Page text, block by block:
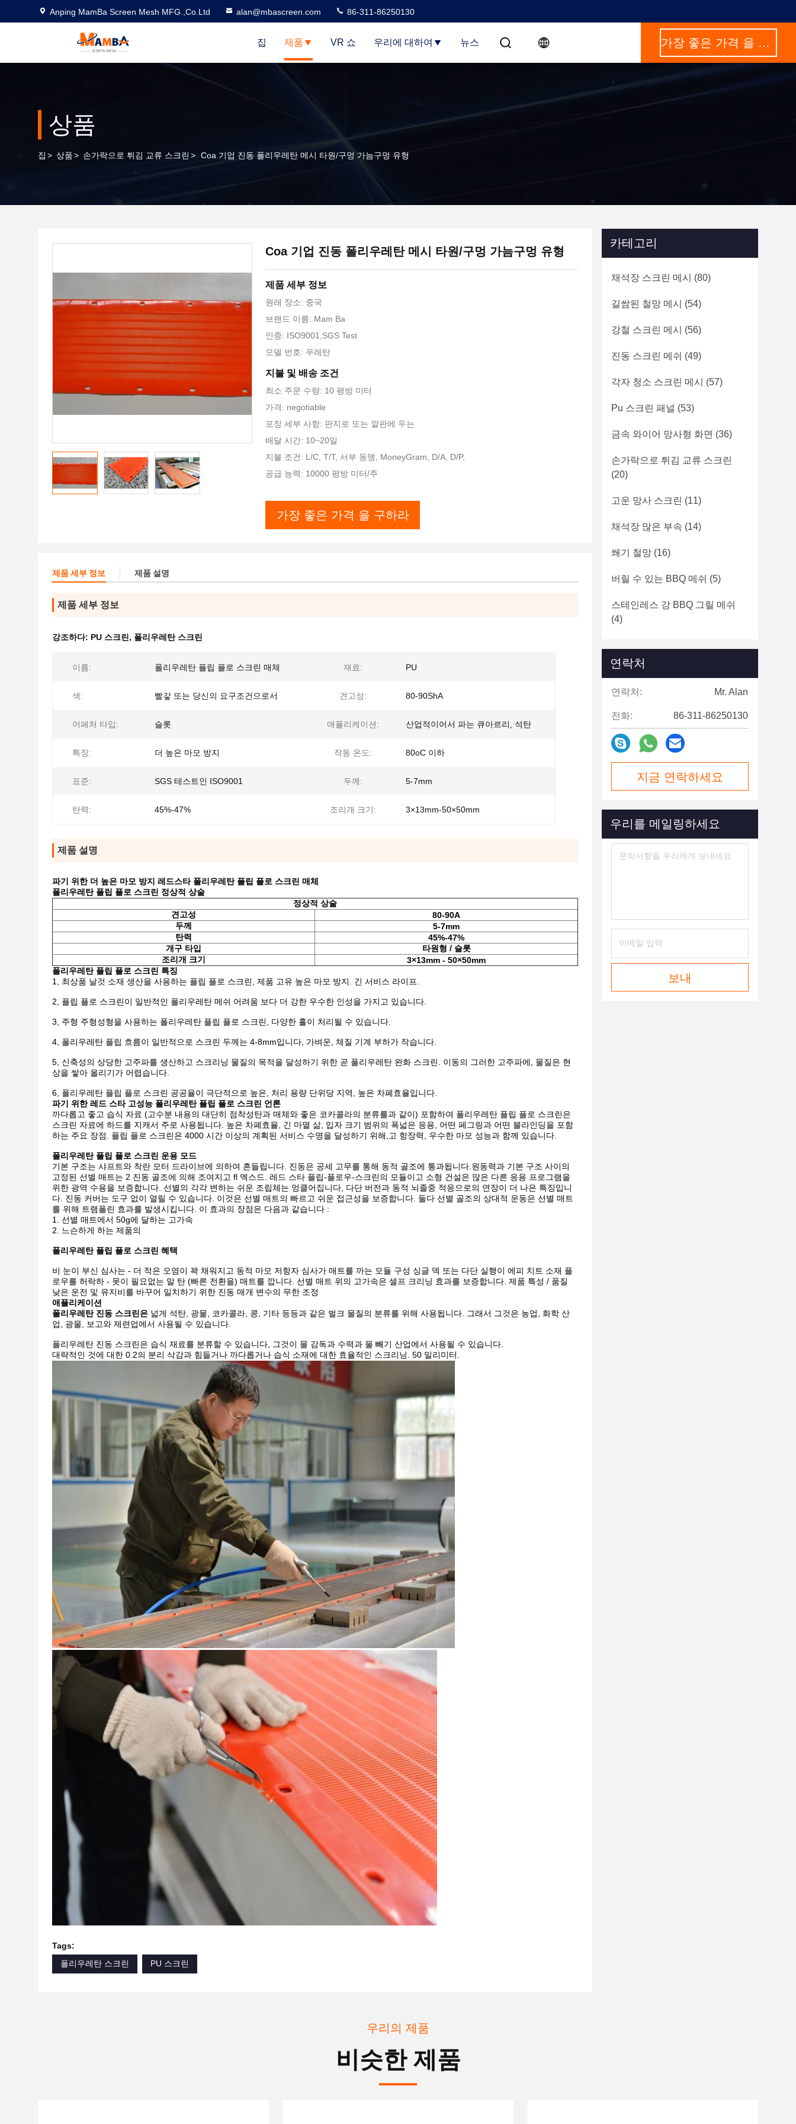
Anping MamBa Screen Mesh MFG.,Co.Ltd alan@mbascreen.com 86-311-86250130
집 제품 VR 쇼 우리에 대하여 뉴스 가장 좋은 가격 을 구하라
상품
집 > 상품> 손가락으로 튀김 교류 스크린 > Coa 기업 진동 폴리우레탄 메시 타원/구멍 가늠구멍 유형
Coa 기업 진동 폴리우레탄 메시 타원/구멍 가늠구멍 유형
제품 세부 정보
원래 장소: 중국
브랜드 이름: Mam Ba
인증: ISO9001,SGS Test
모델 번호: 우레탄
지불 및 배송 조건
최소 주문 수량: 10 평방 미터
가격: negotiable
포장 세부 사항: 판지로 또는 깔판에 두는
배달 시간: 10~20일
지불 조건: L/C, T/T, 서부 동맹, MoneyGram, D/A, D/P,
공급 능력: 10000 평방 미터/주
가장 좋은 가격 을 구하라
제품 세부 정보 제품 설명
제품 세부 정보
강조하다: PU 스크린 , 폴리우레탄 스크린
이름: 폴리우레탄 플립 플로 스크린 매체 재료: PU
색: 빨갛 또는 당신의 요구조건으로서 견고성: 80-90ShA
어페처 타입: 슬롯 애플리케이션: 산업적이어서 파는 큐아르리, 석탄
특징: 더 높은 마모 방지 작동 온도: 80oC 이하
표준: SGS 테스트인 ISO9001 두께: 5-7mm
탄력: 45%-47% 조리개 크기: 3×13mm-50×50mm
제품 설명
파기 위한 더 높은 마모 방지 레드스타 폴리우레탄 플립 플로 스크린 매체
폴리우레탄 플립 플로 스크린 정상적 상술
정상적 상술
견고성
80-90A
두께
5-7mm
탄력
45%-47%
개구 타입
타원형 / 슬롯
조리개 크기
3×13mm - 50×50mm
폴리우레탄 플립 플로 스크린 특징
1, 최상품 날것 소재 생산을 사용하는 플립 플로 스크린, 제품 고유 높은 마모 방지. 긴 서비스 라이프.
2, 플립 플로 스크린이 일반적인 폴리우레탄 메쉬 어려움 보다 더 강한 우수한 인성을 가지고 있습니다.
3, 주형 주형성형을 사용하는 폴리우레탄 플립 플로 스크린, 다양한 홀이 처리될 수 있습니다.
4, 폴리우레탄 플립 흐름이 일반적으로 스크린 두께는 4-8mm입니다, 가벼운, 체질 기계 부하가 작습니다.
5, 신축성의 상당한 고주파를 생산하고 스크리닝 물질의 목적을 달성하기 위한 곧 폴리우레탄 완화 스크린. 이동의 그러한 고주파에, 물질은 현
상을 쌓아 올리기가 어렵습니다.
6, 폴리우레탄 플립 플로 스크린 공공율이 극단적으로 높은, 처리 용량 단위당 지역, 높은 차폐효율입니다.
파기 위한 레드 스타 고성능 폴리우레탄 플립 플로 스크린 언론
까다롭고 좋고 습식 자료 (고수분 내용의 대단히 점착성탄과 매체와 좋은 코카콜라의 분류를과 같이) 포함하여 폴리우레탄 플립 플로 스크린은
스크린 자료에 하드를 지캐서 주로 사용됩니다. 높은 차폐효율, 긴 마멸 삶, 입자 크기 범위의 폭넓은 응용, 어떤 페그링과 어떤 블라인딩을 포함
하는 주요 장점. 플립 플로 스크린은 4000 시간 이상의 계획된 서비스 수명을 달성하기 위해,고 항장력, 우수한 마모 성능과 함께 있습니다.
폴리우레탄 플립 플로 스크린 운용 모드
기본 구조는 샤프트와 착란 모터 드라이브에 의하여 흔들립니다. 진동은 공세 고무를 통해 동적 골조에 통과됩니다.원동력과 기본 구조 사이의
고정된 선별 매트는 2 진동 골조에 의해 조여지고 fl 엑스드. 레드 스타 플립-플로우-스크린의 모듈이고 소형 건설은 많은 다른 응용 프로그램을
위한 광역 수용을 보증합니다. 선별의 각각 변하는 쉬운 조립체는 엉클어집니다, 다단 버전과 동적 뇌졸중 적응으로의 연장이 더 나은 특징입니
다. 진동 커버는 도구 없이 열릴 수 있습니다. 이것은 선별 매트의 빠르고 쉬운 접근성을 보증합니다. 둘다 선별 골조의 상대적 운동은 선별 매트
를 위해 트램폴린 효과를 발생시킵니다. 이 효과의 장점은 다음과 같습니다 :
1. 선별 매트에서 50g에 달하는 고가속
2. 느슨하게 하는 제품의
폴리우레탄 플립 플로 스크린 혜택
비 눈이 부신 심사는 - 더 적은 오염이 꽉 채워지고 동적 마모 저항자 심사가 매트를 까는 모듈 구성 싱글 덱 또는 다단 실행이 에피 치트 소재 플
로우를 허락하 - 못이 필요없는 말 탄 (빠른 전환을) 매트를 깝니다. 선별 매트 위의 고가속은 셀프 크리닝 효과를 보증합니다. 제품 특성 / 품질
낮은 운전 및 유지비를 바꾸어 일치하기 위한 진동 매개 변수의 무한 조정
애플리케이션
폴리우레탄 진동 스크린은 넓게 석탄, 광물, 코카콜라, 콩, 기타 등등과 같은 벌크 물질의 분류를 위해 사용됩니다. 그래서 그것은 농업, 화학 산
업, 광물, 보고와 제련업에서 사용될 수 있습니다.
폴리우레탄 진동 스크린은 습식 재료를 분류할 수 있습니다, 그것이 물 감독과 수력과 물 빼기 산업에서 사용될 수 있습니다.
대략적인 것에 대한 0.2의 분리 삭감과 힘들거나 까다롭거나 습식 소재에 대한 효율적인 스크리닝. 50 밀리미터.
Tags:
폴리우레탄 스크린
PU 스크린
카테고리
채석장 스크린 메시 (80)
길쌈된 철망 메시 (54)
강철 스크린 메시 (56)
진동 스크린 메쉬 (49)
각자 청소 스크린 메시 (57)
Pu 스크린 패널 (53)
금속 와이어 망사형 화면 (36)
손가락으로 튀김 교류 스크린
(20)
고운 망사 스크린 (11)
채석장 많은 부속 (14)
쐐기 철망 (16)
버릴 수 있는 BBQ 메쉬 (5)
스테인레스 강 BBQ 그릴 메쉬
(4)
연락처
연락처: Mr. Alan
전화: 86-311-86250130
지금 연락하세요
우리를 메일링하세요
보내
우리의 제품
비슷한 제품